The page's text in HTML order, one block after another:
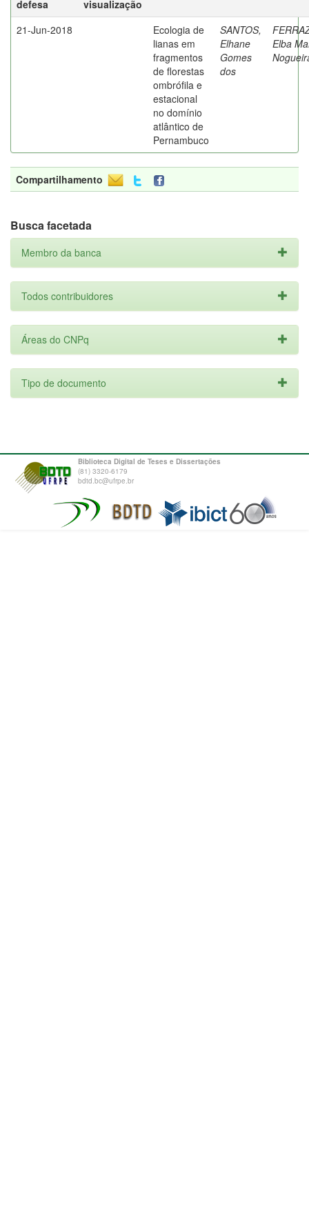
defesa
visualização
21-Jun-2018
Ecologia de
lianas em
fragmentos
de florestas
ombrófila e
estacional
no domínio
atlântico de
Pernambuco
SANTOS,
Elhane
Gomes
dos
Elba
Compartilhamento
Busca facetada
Membro da banca
Todos contribuidores
Áreas do CNPq
Tipo de documento
Biblioteca Digital de Teses e Dissertações
(81) 3320-6179
bdtd.bc@ufrpe.br